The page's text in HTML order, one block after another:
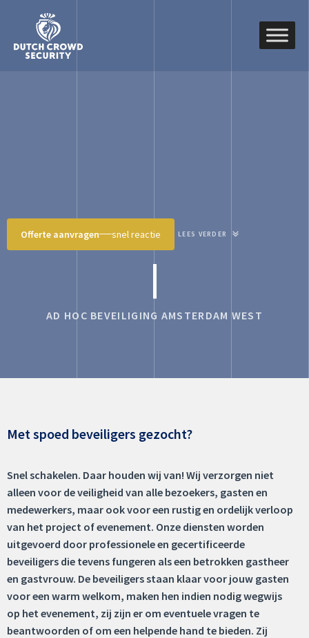
Offerte aanvragen snel reactie LEES VERDER
AD HOC BEVEILIGING AMSTERDAM WEST
Met spoed beveiligers gezocht?
Snel schakelen. Daar houden wij van! Wij verzorgen niet
alleen voor de veiligheid van alle bezoekers, gasten en
medewerkers, maar ook voor een rustig en ordelijk verloop
van het project of evenement. Onze diensten worden
uitgevoerd door professionele en gecertificeerde
beveiligers die tevens fungeren als een betrokken gastheer
en gastvrouw. De beveiligers staan klaar voor jouw gasten
voor een warm welkom, maken hen indien nodig wegwijs
op het evenement, zij zijn er om eventuele vragen te
beantwoorden of om een helpende hand te bieden. Zij